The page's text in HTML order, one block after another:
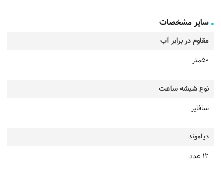
سایر مشخصات
مقاوم در برابر آب
50متر
نوع شیشه ساعت
سافایر
دیاموند
12 عدد